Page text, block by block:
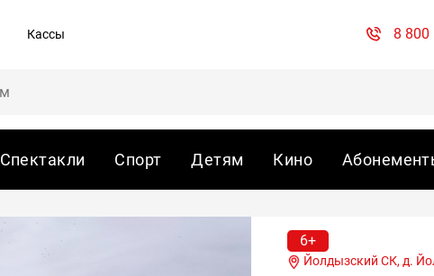
Кассы 8 800
Спектакли Спорт Детям Кино
6+
Йолдызский СК, д.